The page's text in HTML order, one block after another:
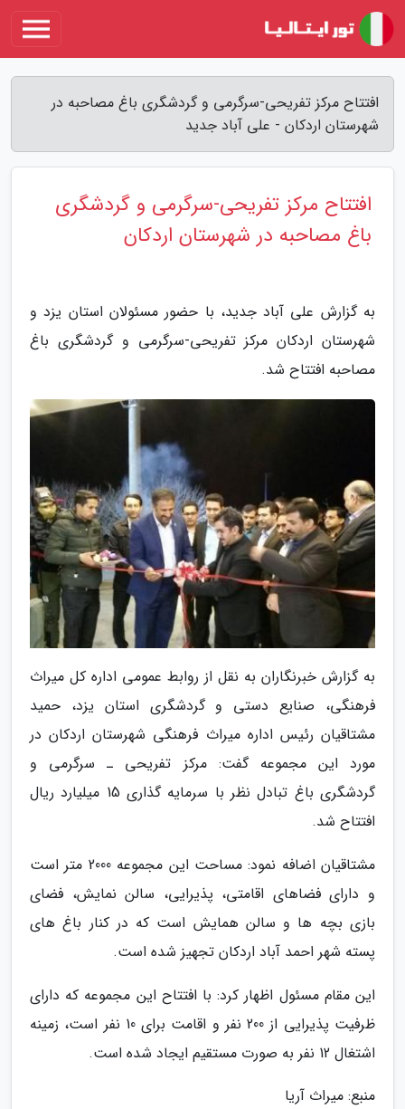
افتتاح مرکز تفریحی-سرگرمی و گردشگری باغ مصاحبه در
شهرستان اردکان - علی آباد جدید
افتتاح مرکز تفریحی-سرگرمی و گردشگری
باغ مصاحبه در شهرستان اردکان
به گزارش علی آباد جدید، با حضور مسئولان استان یزد و
شهرستان اردکان مرکز تفریحی-سرگرمی و گردشگری باغ
مصاحبه افتتاح شد.
به گزارش خبرنگاران به نقل از روابط عمومی اداره کل میراث
فرهنگی، صنایع دستی و گردشگری استان یزد، حمید
مشتاقیان رئیس اداره میراث فرهنگی شهرستان اردکان در
مورد این مجموعه گفت: مرکز تفریحی ـ سرگرمی و
گردشگری باغ تبادل نظر با سرمایه گذاری 15 میلیارد ریال
افتتاح شد.
مشتاقیان اضافه نمود: مساحت این مجموعه 2000 متر است
و دارای فضاهای اقامتی، پذیرایی، سالن نمایش، فضای
بازی بچه ها و سالن همایش است که در کنار باغ های
پسته شهر احمد آباد اردکان تجهیز شده است.
این مقام مسئول اظهار کرد: با افتتاح این مجموعه که دارای
ظرفیت پذیرایی از 200 نفر و اقامت برای 10 نفر است، زمینه
اشتغال 12 نفر به صورت مستقیم ایجاد شده است.
منبع: میراث آریا